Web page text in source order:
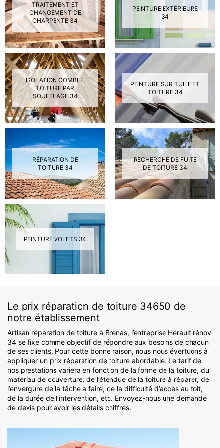
TRAITEMENT ET
CHANGEMENT DE
CHARPENTE 34
PEINTURE EXTÉRIEURE
34
ISOLATION COMBLE,
TOITURE PAR
SOUFFLAGE 34
PEINTURE SUR TUILE ET
TOITURE 34
RÉPARATION DE
TOITURE 34
RECHERCHE DE FUITE
DE TOITURE 34
PEINTURE VOLETS 34
Le prix réparation de toiture 34650 de
notre établissement
Artisan réparation de toiture à Brenas, l’entreprise Hérault rénov
34 se fixe comme objectif de répondre aux besoins de chacun
de ses clients. Pour cette bonne raison, nous nous évertuons à
appliquer un prix réparation de toiture abordable. Le tarif de
nos prestations variera en fonction de la forme de la toiture, du
matériau de couverture, de l’étendue de la toiture à réparer, de
l’envergure de la tâche à faire, de la difficulté d’accès au toit,
de la durée de l’intervention, etc. Envoyez-nous une demande
de devis pour avoir les détails chiffrés.